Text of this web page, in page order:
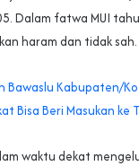
Dalam fatwa MUI
haram dan tidak sah.
Bawaslu Kabupaten/
Bisa Beri Masukan ke
waktu dekat